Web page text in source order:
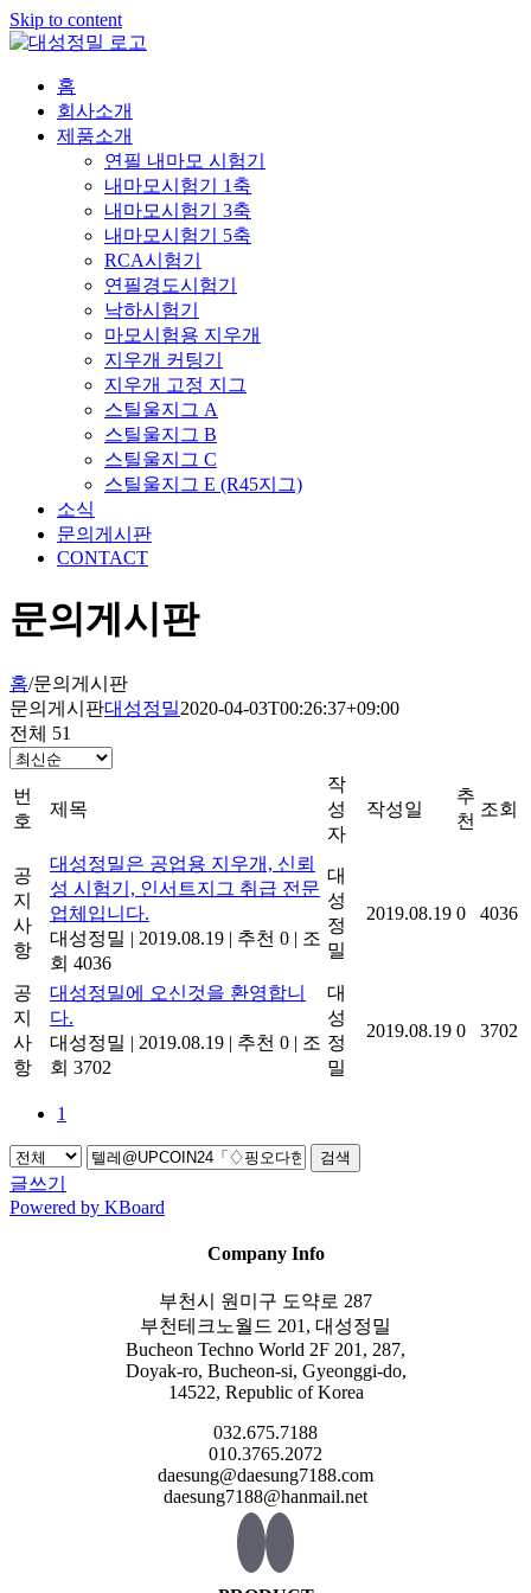
Skip to content
홈
회사소개
제품소개
연필 내마모 시험기
내마모시험기 1축
내마모시험기 3축
내마모시험기 5축
RCA시험기
연필경도시험기
낙하시험기
마모시험용 지우개
지우개 커팅기
지우개 고정 지그
스틸울지그 A
스틸울지그 B
스틸울지그 C
스틸울지그 E (R45지그)
소식
문의게시판
CONTACT
문의게시판
홈/문의게시판
문의게시판대성정밀2020-04-03T00:26:37+09:00
전체 51
번
호
제목
작
성
자
작성일
추
천
조회
공
지
사
항
대성정밀은 공업용 지우개, 신뢰
성 시험기, 인서트지그 취급 전문
업체입니다.
대성정밀 | 2019.08.19 | 추천 0 | 조
회 4036
대
성
정
밀
2019.08.19 0 4036
공
지
사
항
대성정밀에 오신것을 환영합니
다.
대성정밀 | 2019.08.19 | 추천 0 | 조
회 3702
대
성
정
밀
2019.08.19 0 3702
1
검색
글쓰기
Powered by KBoard
Company Info
부천시 원미구 도약로 287
부천테크노월드 201, 대성정밀
Bucheon Techno World 2F 201, 287,
Doyak-ro, Bucheon-si, Gyeonggi-do,
14522, Republic of Korea
032.675.7188
010.3765.2072
daesung@daesung7188.com
daesung7188@hanmail.net